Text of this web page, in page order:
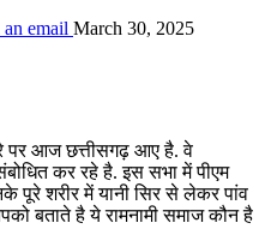
an email March 30, 2025
पर आज छत्तीसगढ़ आए है. वे
कर रहे है. इस सभा में पीएम
पूरे शरीर में यानी सिर से लेकर पांव
बताते है ये रामनामी समाज कौन है